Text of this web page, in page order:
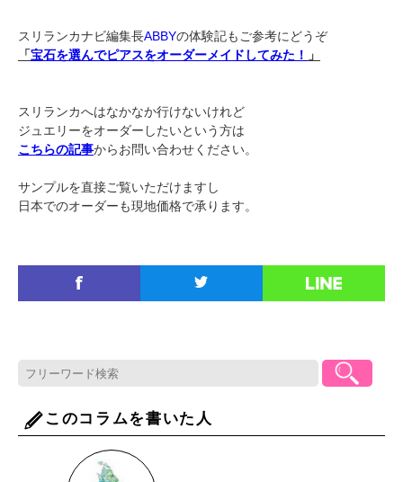
スリランカナビ編集長ABBYの体験記もご参考にどうぞ
「宝石を選んでピアスをオーダーメイドしてみた！ 」
スリランカへはなかなか行けないけれど
ジュエリーをオーダーしたいという方は
こちらの記事からお問い合わせください。
サンプルを直接ご覧いただけますし
日本でのオーダーも現地価格で承ります。
このコラムを書いた人